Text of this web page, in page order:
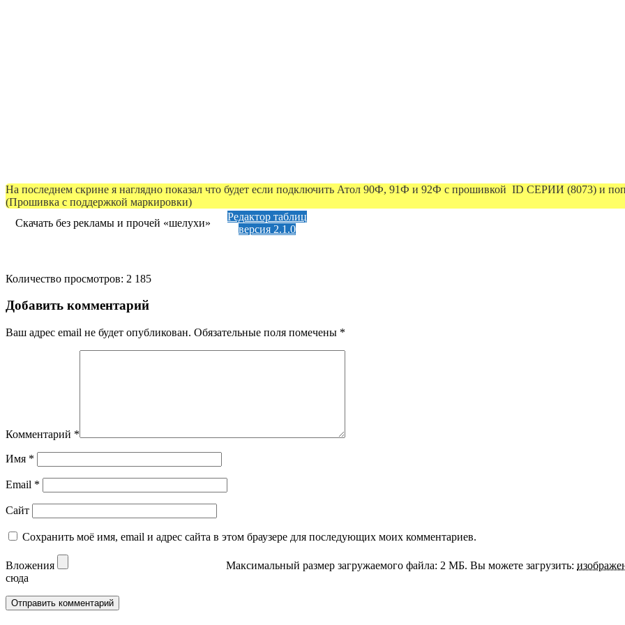
На последнем скрине я наглядно показал что будет если подключить Атол 90Ф, 91Ф и 92Ф с прошивкой ID СЕРИИ (8073) и
(Прошивка с поддержкой маркировки)
Скачать без рекламы и прочей «шелухи»
Редактор таблиц
версия 2.1.0
Количество просмотров: 2 185
Добавить комментарий
Ваш адрес email не будет опубликован. Обязательные поля помечены *
Комментарий *
Имя *
Email *
Сайт
Сохранить моё имя, email и адрес сайта в этом браузере для последующих моих комментариев.
Вложения Максимальный размер загружаемого файла: 2 МБ. Вы можете загрузить:
сюда